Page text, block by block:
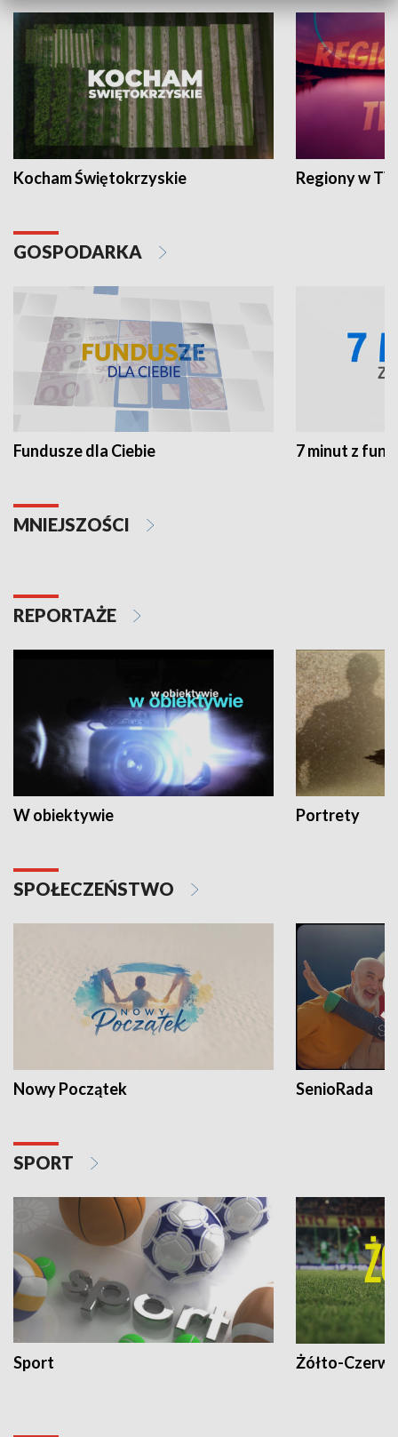
Kocham Świętokrzyskie Regiony w
GOSPODARKA
Fundusze dla Ciebie 7 minut z
MNIEJSZOŚCI
REPORTAŻE
W obiektywie Portrety
SPOŁECZEŃSTWO
Nowy Początek SenioRada
SPORT
Sport Żółto-